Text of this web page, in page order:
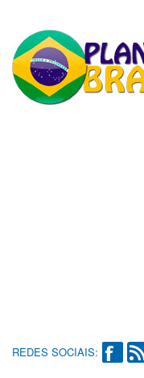
REDES SOCIAIS: